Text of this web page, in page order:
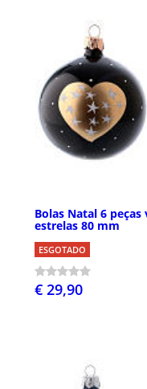
Bolas Natal 6
estrelas 80 mm
ESGOTADO
€ 29,90